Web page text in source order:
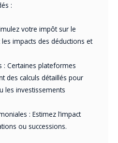
:
votre impôt sur le
impacts des déductions et
: Certaines plateformes
des calculs détaillés pour
les investissements
: Estimez l’impact
ou successions.